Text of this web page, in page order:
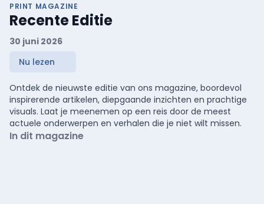
PRINT MAGAZINE
Recente Editie
30 juni 2026
Nu lezen
Ontdek de nieuwste editie van ons magazine, boordevol
inspirerende artikelen, diepgaande inzichten en prachtige
visuals. Laat je meenemen op een reis door de meest
actuele onderwerpen en verhalen die je niet wilt missen.
In dit magazine